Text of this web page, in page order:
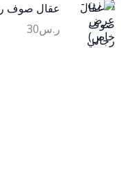
عقال صوف
ر.س30